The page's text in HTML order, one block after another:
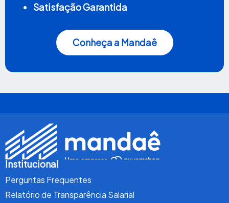
Satisfação Garantida
Conheça a Mandaê
Institucional
Perguntas Frequentes
Relatório de Transparência Salarial